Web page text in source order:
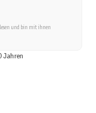
und bin mit ihnen
Jahren